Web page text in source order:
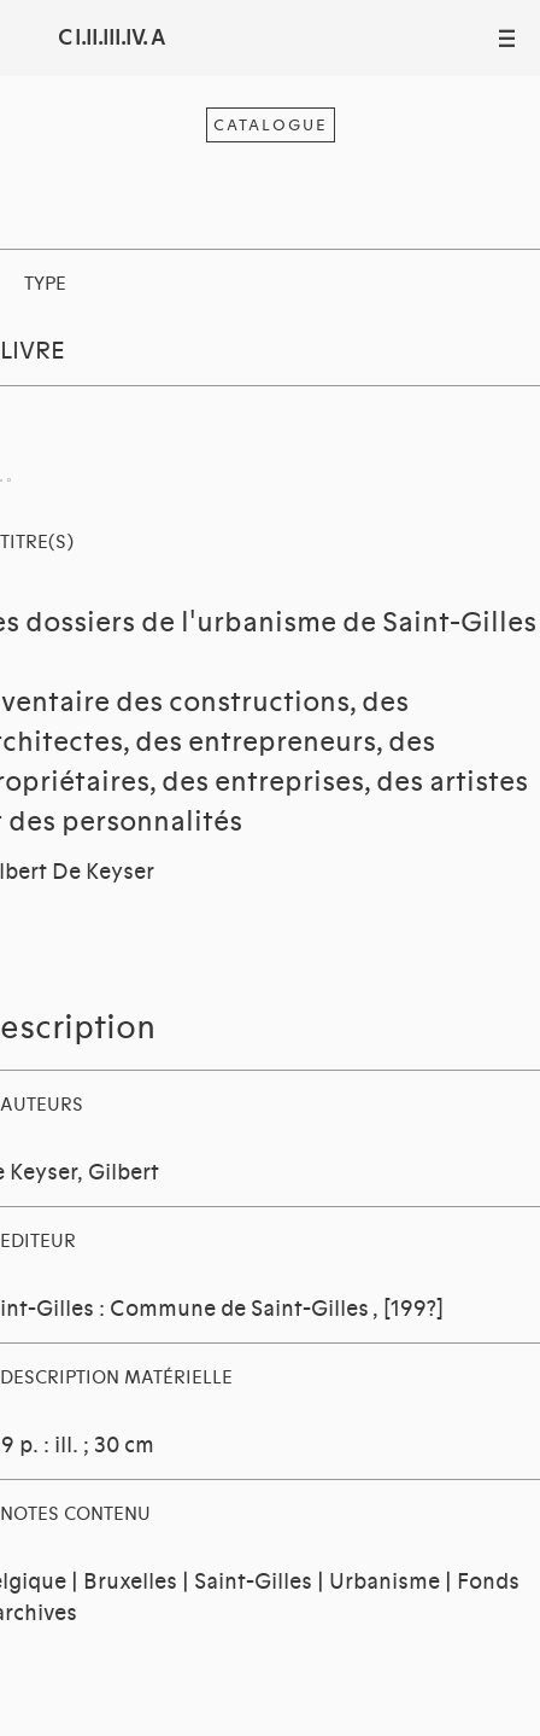
C I.II.III.IV. A III
CATALOGUE
TYPE
LIVRE
TITRE(S)
dossiers de l'urbanisme de Saint-Gilles
des constructions, des
des entrepreneurs, des
des entreprises, des artistes
des personnalités
De Keyser
AUTEURS
Keyser, Gilbert
EDITEUR
Gilles : Commune de Saint-Gilles , [199?]
DESCRIPTION MATÉRIELLE
p. : ill. ; 30 cm
NOTES CONTENU
| Bruxelles | Saint-Gilles | Urbanisme | Fonds